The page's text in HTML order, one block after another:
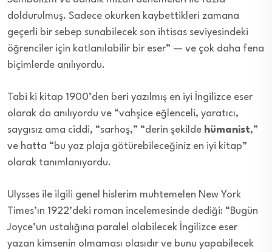
doldurulmuş. Sadece okurken kaybettikleri zamana
geçerli bir sebep sunabilecek son ihtisas seviyesindeki
öğrenciler için katlanılabilir bir eser” — ve çok daha fena
biçimlerde anılıyordu.
Tabi ki kitap 1900’den beri yazılmış en iyi İngilizce eser
olarak da anılıyordu ve “vahşice eğlenceli, yaratıcı,
saygısız ama ciddi, “sarhoş,” “derin şekilde hümanist,”
ve hatta “bu yaz plaja götürebileceğiniz en iyi kitap”
olarak tanımlanıyordu.
Ulysses ile ilgili genel hislerim muhtemelen New York
Times’ın 1922’deki roman incelemesinde dediği: “Bugün
Joyce’un ustalığına paralel olabilecek İngilizce eser
yazan kimsenin olmaması olasıdır ve bunu yapabilecek